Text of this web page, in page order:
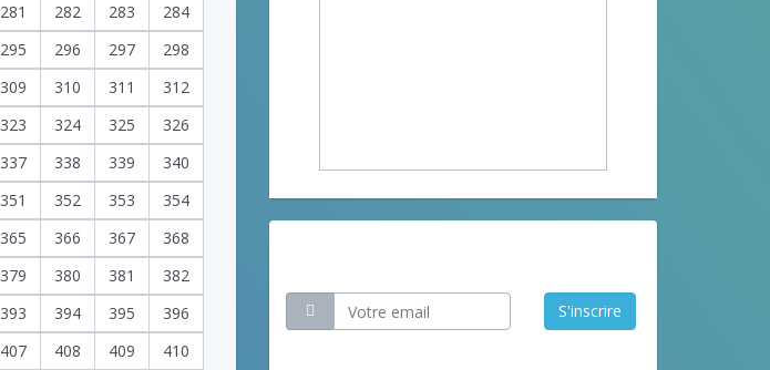
281 282 283
284
295 296 297
298
309 310 311
312
323 324 325
326
337 338 339
340
351 352 353
354
365 366 367
368
379 380 381
382
393 394 395
396
407 408 409 410
S'inscrire